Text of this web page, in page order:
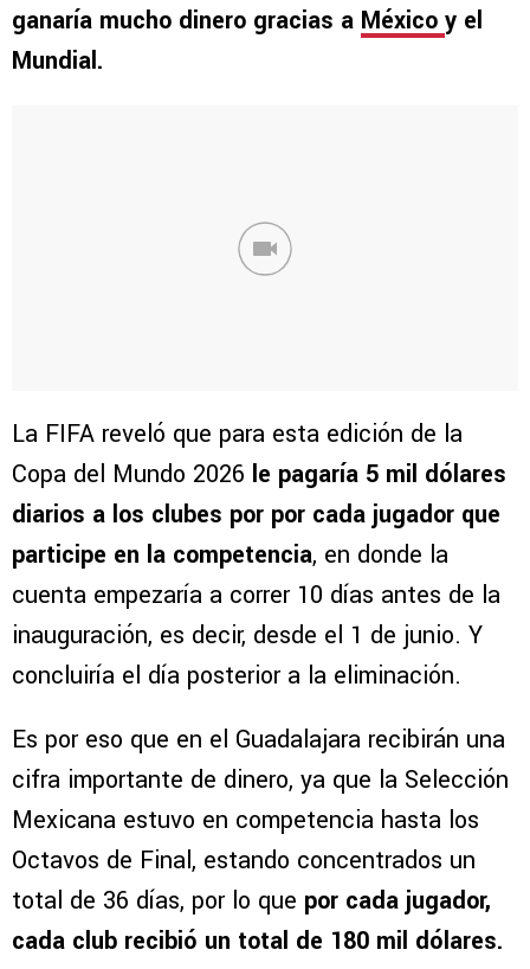
ganaría mucho dinero gracias a México y el
Mundial.
La FIFA reveló que para esta edición de la
Copa del Mundo 2026 le pagaría 5 mil dólares
diarios a los clubes por por cada jugador que
participe en la competencia, en donde la
cuenta empezaría a correr 10 días antes de la
inauguración, es decir, desde el 1 de junio. Y
concluiría el día posterior a la eliminación.
Es por eso que en el Guadalajara recibirán una
cifra importante de dinero, ya que la Selección
Mexicana estuvo en competencia hasta los
Octavos de Final, estando concentrados un
total de 36 días, por lo que por cada jugador,
cada club recibió un total de 180 mil dólares.